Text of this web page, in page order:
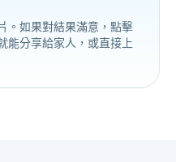
。如果對結果滿意，點擊
能分享給家人，或直接上